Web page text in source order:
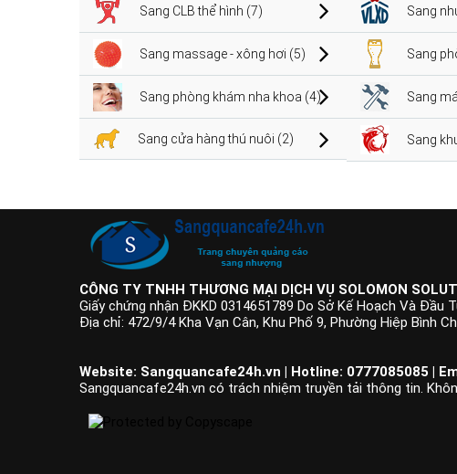
Sang CLB thể hình (7) Sang
Sang massage - xông hơi (5) Sang
Sang phòng khám nha khoa (4) Sang
Sang cửa hàng thú nuôi (2) Sang
CÔNG TY TNHH THƯƠNG MẠI DỊCH VỤ SOLOMON
Giấy chứng nhận ĐKKD 0314651789 Do Sở Kế Hoạch Và Đầu
Địa chỉ: 472/9/4 Kha Vạn Cân, Khu Phố 9, Phường Hiệp Bình
Website: Sangquancafe24h.vn | Hotline: 0777085085 |
Sangquancafe24h.vn có trách nhiệm truyền tải thông tin.